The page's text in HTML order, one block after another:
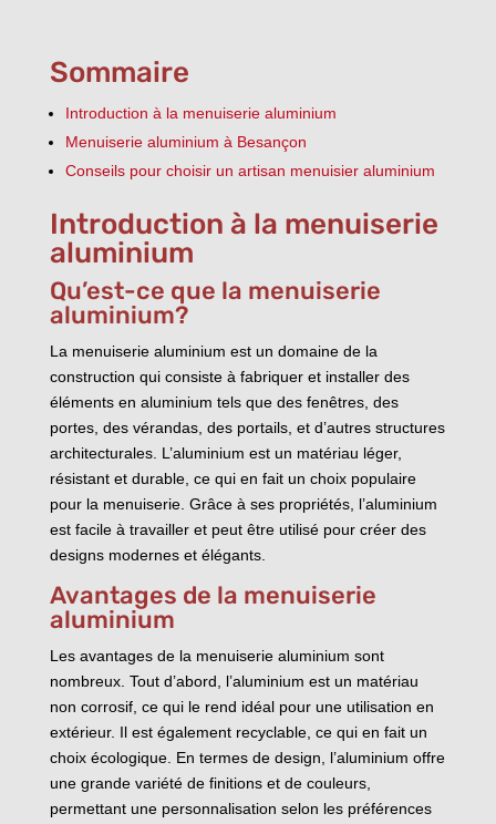
Sommaire
Introduction à la menuiserie aluminium
Menuiserie aluminium à Besançon
Conseils pour choisir un artisan menuisier aluminium
Introduction à la menuiserie
aluminium
Qu’est-ce que la menuiserie
aluminium?
La menuiserie aluminium est un domaine de la
construction qui consiste à fabriquer et installer des
éléments en aluminium tels que des fenêtres, des
portes, des vérandas, des portails, et d’autres structures
architecturales. L’aluminium est un matériau léger,
résistant et durable, ce qui en fait un choix populaire
pour la menuiserie. Grâce à ses propriétés, l’aluminium
est facile à travailler et peut être utilisé pour créer des
designs modernes et élégants.
Avantages de la menuiserie
aluminium
Les avantages de la menuiserie aluminium sont
nombreux. Tout d’abord, l’aluminium est un matériau
non corrosif, ce qui le rend idéal pour une utilisation en
extérieur. Il est également recyclable, ce qui en fait un
choix écologique. En termes de design, l’aluminium offre
une grande variété de finitions et de couleurs,
permettant une personnalisation selon les préférences